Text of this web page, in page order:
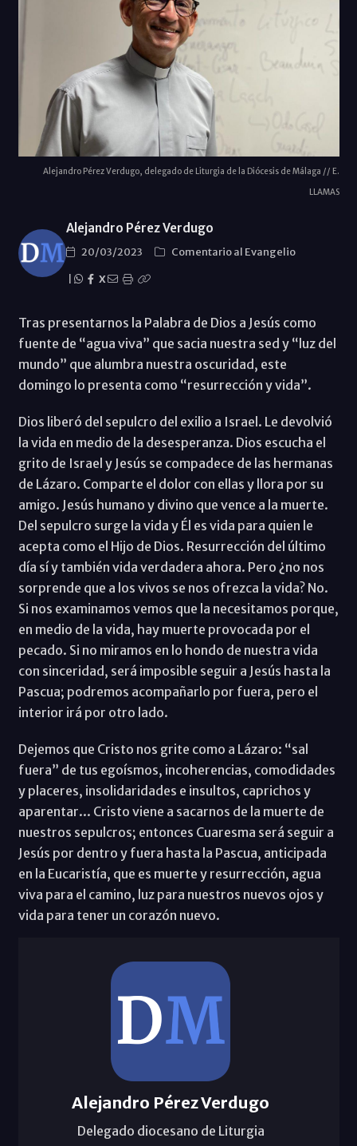
Alejandro Pérez Verdugo, delegado de Liturgia de la Diócesis de Málaga // E.
LLAMAS
Alejandro Pérez Verdugo
20/03/2023
Comentario al Evangelio
X
Tras presentarnos la Palabra de Dios a Jesús como
fuente de “agua viva” que sacia nuestra sed y “luz del
mundo” que alumbra nuestra oscuridad, este
domingo lo presenta como “resurrección y vida”.
Dios liberó del sepulcro del exilio a Israel. Le devolvió
la vida en medio de la desesperanza. Dios escucha el
grito de Israel y Jesús se compadece de las hermanas
de Lázaro. Comparte el dolor con ellas y llora por su
amigo. Jesús humano y divino que vence a la muerte.
Del sepulcro surge la vida y Él es vida para quien le
acepta como el Hijo de Dios. Resurrección del último
día sí y también vida verdadera ahora. Pero ¿no nos
sorprende que a los vivos se nos ofrezca la vida? No.
Si nos examinamos vemos que la necesitamos porque,
en medio de la vida, hay muerte provocada por el
pecado. Si no miramos en lo hondo de nuestra vida
con sinceridad, será imposible seguir a Jesús hasta la
Pascua; podremos acompañarlo por fuera, pero el
interior irá por otro lado.
Dejemos que Cristo nos grite como a Lázaro: “sal
fuera” de tus egoísmos, incoherencias, comodidades
y placeres, insolidaridades e insultos, caprichos y
aparentar... Cristo viene a sacarnos de la muerte de
nuestros sepulcros; entonces Cuaresma será seguir a
Jesús por dentro y fuera hasta la Pascua, anticipada
en la Eucaristía, que es muerte y resurrección, agua
viva para el camino, luz para nuestros nuevos ojos y
vida para tener un corazón nuevo.
Alejandro Pérez Verdugo
Delegado diocesano de Liturgia